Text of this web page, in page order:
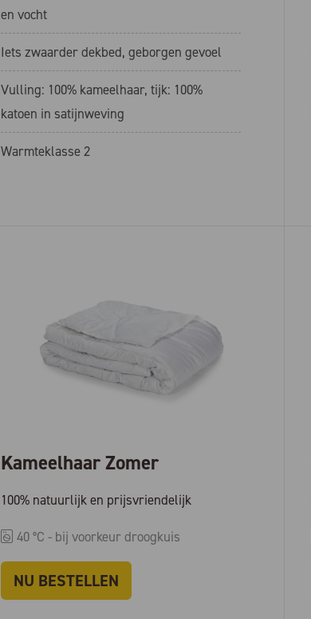
en vocht
Iets zwaarder dekbed, geborgen gevoel
Vulling: 100% kameelhaar, tijk: 100%
katoen in satijnweving
Warmteklasse 2
Kameelhaar Zomer
100% natuurlijk en prijsvriendelijk
40 °C - bij voorkeur droogkuis
NU BESTELLEN